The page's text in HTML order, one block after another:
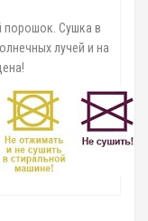
порошок. Сушка в
лучей и на